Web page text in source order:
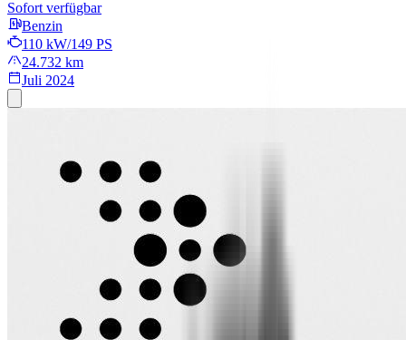
Sofort verfügbar
Benzin
110 kW/149 PS
24.732 km
Juli 2024